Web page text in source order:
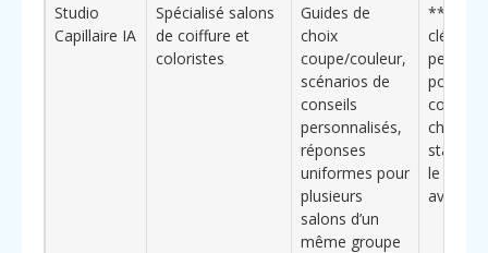
Studio
Capillaire IA
Spécialisé salons
de coiffure et
coloristes
Guides de
choix
coupe/couleur,
scénarios de
conseils
personnalisés,
réponses
uniformes pour
plusieurs
salons d’un
même groupe
clé :**
pour
coiffeurs
le
avant